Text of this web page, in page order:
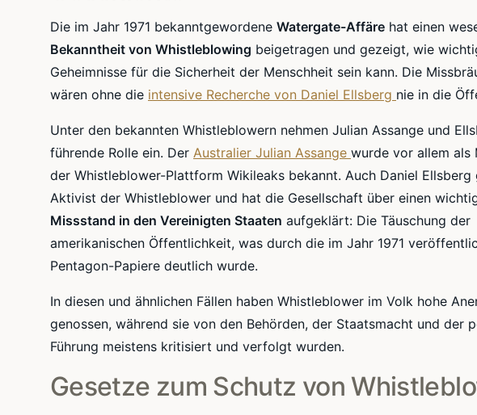
Die im Jahr 1971 bekanntgewordene Watergate-Affäre hat einen
Bekanntheit von Whistleblowing beigetragen und gezeigt, wie
Geheimnisse für die Sicherheit der Menschheit sein kann. Die
wären ohne die intensive Recherche von Daniel Ellsberg nie in die
Unter den bekannten Whistleblowern nehmen Julian Assange und
führende Rolle ein. Der Australier Julian Assange wurde vor allem als
der Whistleblower-Plattform Wikileaks bekannt. Auch Daniel Ellsberg
Aktivist der Whistleblower und hat die Gesellschaft über einen
Missstand in den Vereinigten Staaten aufgeklärt: Die Täuschung der
amerikanischen Öffentlichkeit, was durch die im Jahr 1971
Pentagon-Papiere deutlich wurde.
In diesen und ähnlichen Fällen haben Whistleblower im Volk hohe
genossen, während sie von den Behörden, der Staatsmacht und der
Führung meistens kritisiert und verfolgt wurden.
Gesetze zum Schutz von